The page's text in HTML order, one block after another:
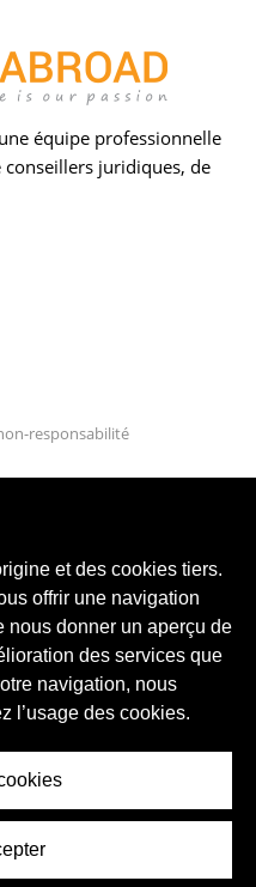
équipe professionnelle
juridiques, de
responsabilité
et des cookies tiers.
offrir une navigation
nous donner un aperçu de
des services que
navigation, nous
l’usage des cookies.